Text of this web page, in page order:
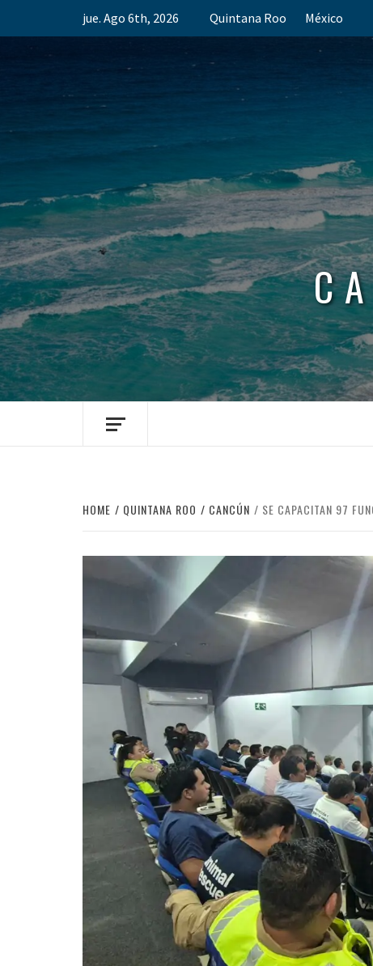
jue. Ago 6th, 2026 Quintana Roo México
HOME QUINTANA ROO CANCÚN SE CAPACITAN 97